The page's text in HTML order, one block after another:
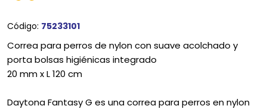
Código: 75233101
Correa para perros de nylon con suave acolchado y
porta bolsas higiénicas integrado
20 mm x L 120 cm
Daytona Fantasy G es una correa para perros en nylon